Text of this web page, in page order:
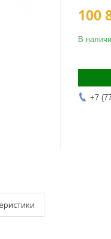
100
В
+7